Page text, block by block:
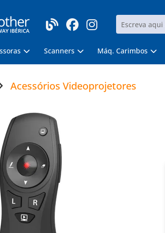
Scanners Máq. Carimbos
Acessórios Videoprojetores